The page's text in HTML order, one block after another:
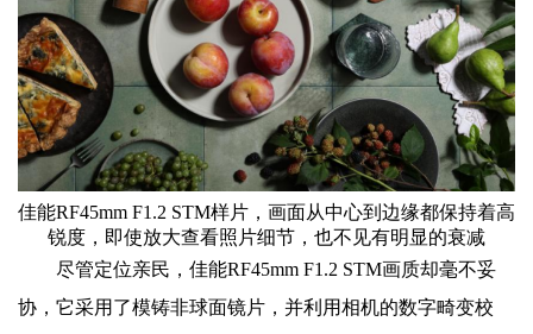
佳能RF45mm F1.2 STM样片，画面从中心到边缘都保持着高
锐度，即使放大查看照片细节， 也不见有明显的衰减
尽管定位亲民，佳能RF45mm F1.2 STM画质却毫不妥
协，它采用了模铸非球面镜片，并利用相机的数字畸变校